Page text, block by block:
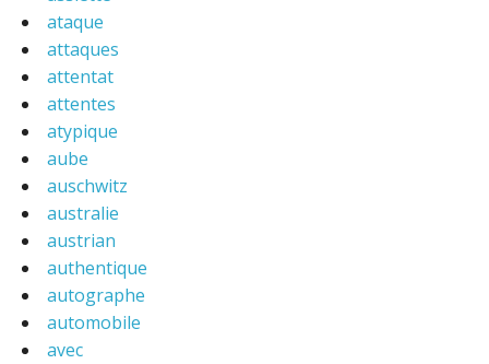
ataque
attaques
attentat
attentes
atypique
aube
auschwitz
australie
austrian
authentique
autographe
automobile
avec